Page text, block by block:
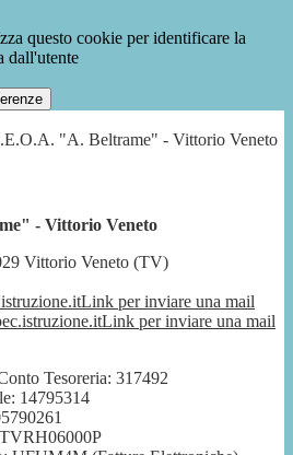
questo cookie per identificare la
dall'utente
"A. Beltrame" - Vittorio Veneto
- Vittorio Veneto
Vittorio Veneto (TV)
Link per inviare una mail
Link per inviare una mail
Tesoreria: 317492
14795314